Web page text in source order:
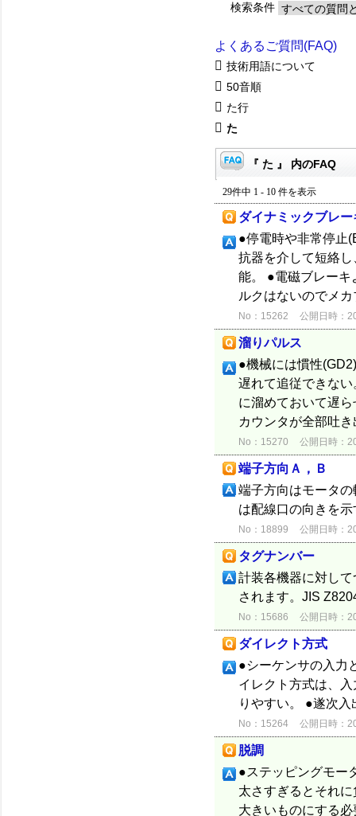
検索条件
よくあるご質問(FAQ)
技術用語について
50音順
た行
た
『 た 』 内のFAQ
29件中 1 - 10 件を表示
ダイナミックブレー
●停電時や非常停止
抗器を介して短絡
能。 ●電磁ブレーキ
ルクはないのでメ
No：15262 公開日時：
溜りパルス
●機械には慣性
遅れて追従できな
に溜めておいて遅
カウンタが全部吐
No：15270 公開日時：
端子方向Ａ，Ｂ
端子方向はモータ
は配線口の向きを
No：18899 公開日時：
タグナンバー
計装各機器に対し
されます。JIS
No：15686 公開日時：
ダイレクト方式
●シーケンサの入力
イレクト方式は、
りやすい。 ●遂次
No：15264 公開日時：
脱調
●ステッピングモー
太さすぎるとそれ
大きいものにする